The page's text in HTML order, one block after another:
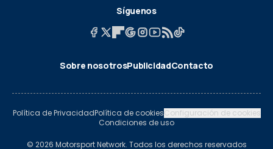
Síguenos
Sobre nosotrosPublicidadContacto
Política de PrivacidadPolítica de cookiesConfiguración de cookies
Condiciones de uso
© 2026 Motorsport Network. Todos los derechos reservados